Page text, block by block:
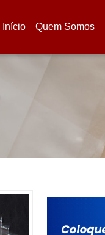
Início
(current)
Quem Somos